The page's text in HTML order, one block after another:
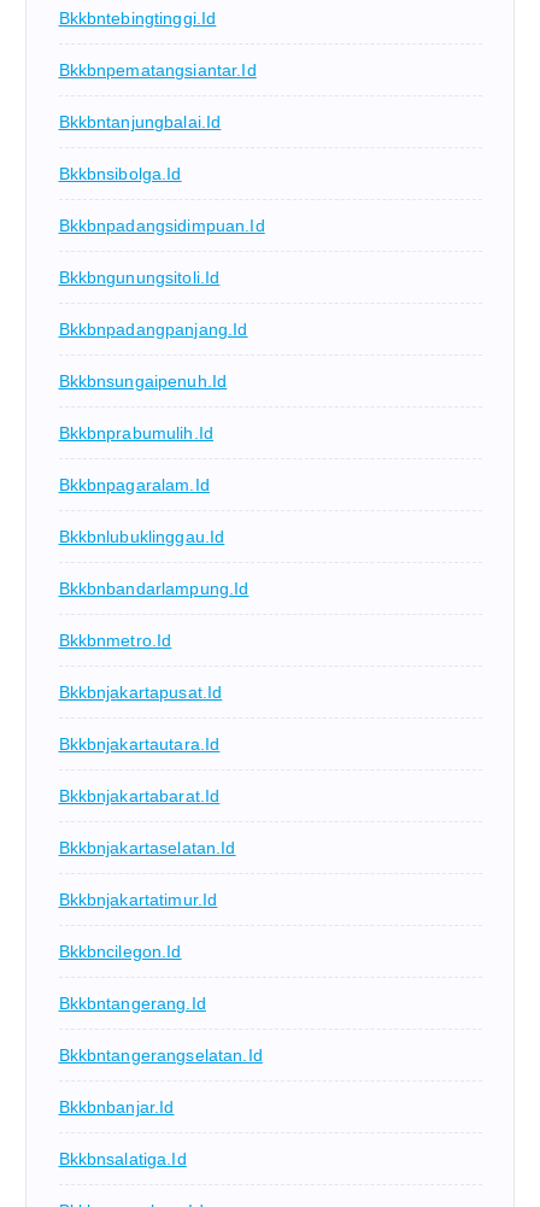
Bkkbntebingtinggi.id
Bkkbnpematangsiantar.id
Bkkbntanjungbalai.id
Bkkbnsibolga.id
Bkkbnpadangsidimpuan.id
Bkkbngunungsitoli.id
Bkkbnpadangpanjang.id
Bkkbnsungaipenuh.id
Bkkbnprabumulih.id
Bkkbnpagaralam.id
Bkkbnlubuklinggau.id
Bkkbnbandarlampung.id
Bkkbnmetro.id
Bkkbnjakartapusat.id
Bkkbnjakartautara.id
Bkkbnjakartabarat.id
Bkkbnjakartaselatan.id
Bkkbnjakartatimur.id
Bkkbncilegon.id
Bkkbntangerang.id
Bkkbntangerangselatan.id
Bkkbnbanjar.id
Bkkbnsalatiga.id